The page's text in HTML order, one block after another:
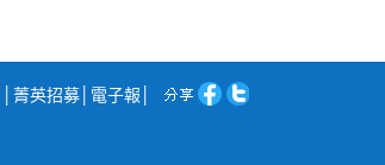
菁英招募 電子報